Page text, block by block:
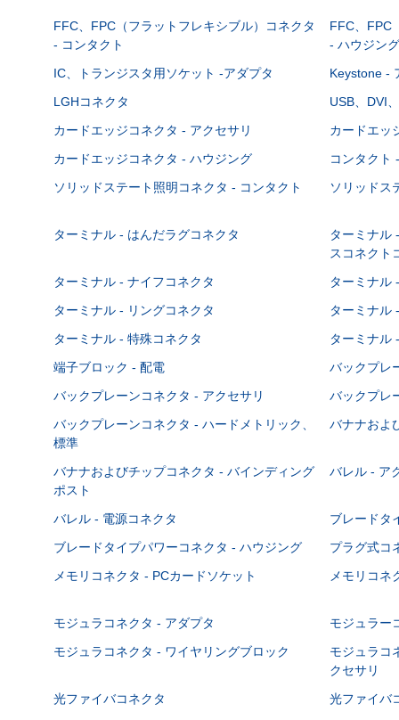
FFC、FPC（フラットフレキシブル）コネクタ
- コンタクト
FFC、FPC
- ハウジング
IC、トランジスタ用ソケット -アダプタ
Keystone -
LGHコネクタ
USB、DVI
カードエッジコネクタ - アクセサリ
カードエッ
カードエッジコネクタ - ハウジング
コンタクト
ソリッドステート照明コネクタ - コンタクト
ソリッドス
ターミナル - はんだラグコネクタ
ターミナル
スコネクト
ターミナル - ナイフコネクタ
ターミナル
ターミナル - リングコネクタ
ターミナル
ターミナル - 特殊コネクタ
ターミナル
端子ブロック - 配電
バックプレ
バックプレーンコネクタ - アクセサリ
バックプレ
バックプレーンコネクタ - ハードメトリック、
標準
バナナおよ
バナナおよびチップコネクタ - バインディング
ポスト
バレル - ア
バレル - 電源コネクタ
ブレードタ
ブレードタイプパワーコネクタ - ハウジング
プラグ式コ
メモリコネクタ - PCカードソケット
メモリコネ
モジュラコネクタ - アダプタ
モジュラー
モジュラコネクタ - ワイヤリングブロック
モジュラコ
クセサリ
光ファイバコネクタ
光ファイバ